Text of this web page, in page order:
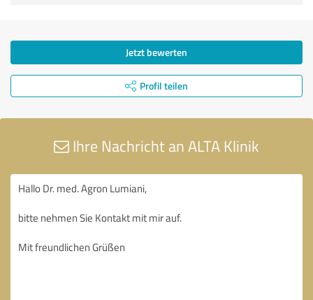
Jetzt bewerten
Profil teilen
Ihre Nachricht an ALTA Klinik